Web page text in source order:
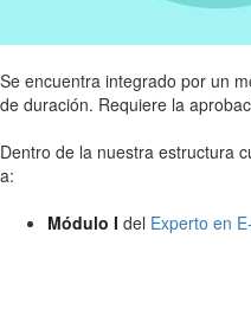
Se encuentra integrado por un
de duración. Requiere la
Dentro de la nuestra estructura
a:
Módulo I del Experto en